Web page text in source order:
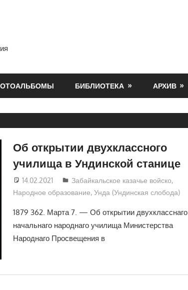
БИБЛИОТЕКА АРХИВ
Об открытии двухклассного
училища в Ундинской станице
14.02.2021 Екатерина Аникина
Забайкальское казачье войско,
Народное образование, Унда (Ундинская слобода)
1879 362. Марта 7. — Об открытии двухкласснаго
начальнаго народнаго училища Министерства
Народнаго Просвещения в